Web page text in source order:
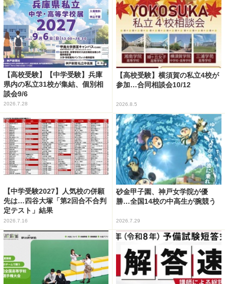
【高校受験】【中学受験】兵庫
県内の私立31校が集結、個別相
談会9/6
2026.7.28
【高校受験】横須賀の私立4校が
参加…合同相談会10/12
2026.8.5
【中学受験2027】人気校の併願
先は…四谷大塚「第2回合不合判
定テスト」結果
2026.7.16
砂金甲子園、神戸女学院が優
勝…全国14校の中高生が腕競う
2026.7.29